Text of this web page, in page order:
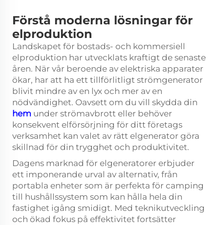
Förstå moderna lösningar för
elproduktion
Landskapet för bostads- och kommersiell
elproduktion har utvecklats kraftigt de senaste
åren. När vår beroende av elektriska apparater
ökar, har att ha ett tillförlitligt strömgenerator
blivit mindre av en lyx och mer av en
nödvändighet. Oavsett om du vill skydda din
hem under strömavbrott eller behöver
konsekvent elförsörjning för ditt företags
verksamhet kan valet av rätt elgenerator göra
skillnad för din trygghet och produktivitet.
Dagens marknad för elgeneratorer erbjuder
ett imponerande urval av alternativ, från
portabla enheter som är perfekta för camping
till hushållssystem som kan hålla hela din
fastighet igång smidigt. Med teknikutveckling
och ökad fokus på effektivitet fortsätter